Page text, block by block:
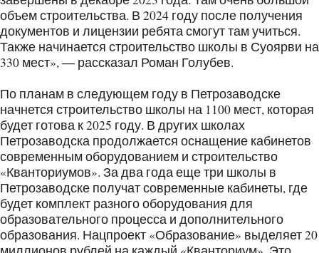
объем строительства. В 2024 году после получения
документов и лицензии ребята смогут там учиться.
Также начинается строительство школы в Суоярви на
330 мест», ― рассказал Роман Голубев.
По планам в следующем году в Петрозаводске
начнется строительство школы на 1100 мест, которая
будет готова к 2025 году. В других школах
Петрозаводска продолжается оснащение кабинетов
современным оборудованием и строительство
«Кванториумов». За два года еще три школы в
Петрозаводске получат современные кабинеты, где
будет комплект разного оборудования для
образовательного процесса и дополнительного
образования. Нацпроект «Образование» выделяет 20